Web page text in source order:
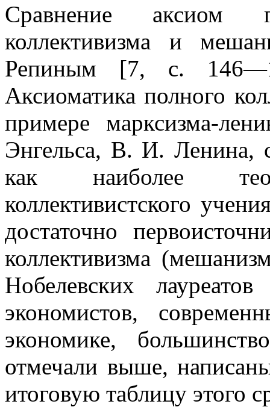
Сравнение аксиом
коллективизма и
Репиным [7, с.
Аксиоматика полного
примере марксизма-
Энгельса, В. И. Ленина,
как наиболее
коллективистского
достаточно
коллективизма
Нобелевских
экономистов,
экономике,
отмечали выше,
итоговую таблицу этого